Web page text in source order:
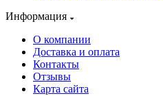
Информация
О компании
Доставка и оплата
Контакты
Отзывы
Карта сайта